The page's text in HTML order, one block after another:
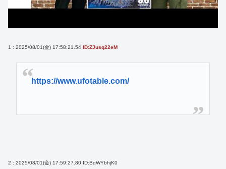
1 : 2025/08/01(金) 17:58:21.54 ID:ZJusq22eM
https://www.ufotable.com/
2 : 2025/08/01(金) 17:59:27.80 ID:BqWYbhjK0